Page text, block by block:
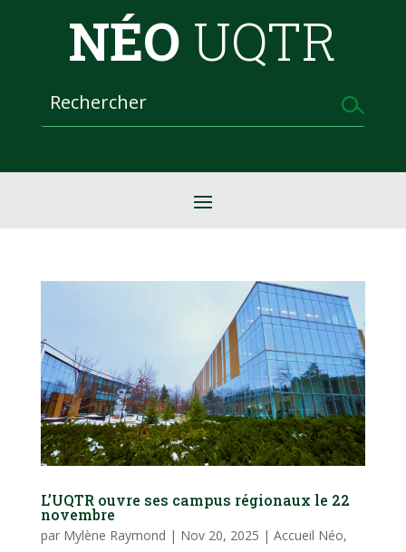
NÉO UQTR
L’UQTR ouvre ses campus régionaux le 22
novembre
par Mylène Raymond | Nov 20, 2025 | Accueil Néo,